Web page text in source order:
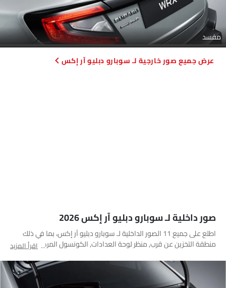
مفسد
صور خارجية لـ سوبارو دبليو آر إكس
صور داخلية لـ سوبارو دبليو آر إكس 2026
اطلع على جميع 11 الصور الداخلية لـ سوبارو دبليو آر إكس، بما في ذلك
منطقة التخزين عن قرب, منظر لوحة العدادات, الكونسول المركزي, منظر
الأمامية, مغير السرعات, مجموعة دواسات القدم, التحكم الخلفي في
اقرأ المزيد